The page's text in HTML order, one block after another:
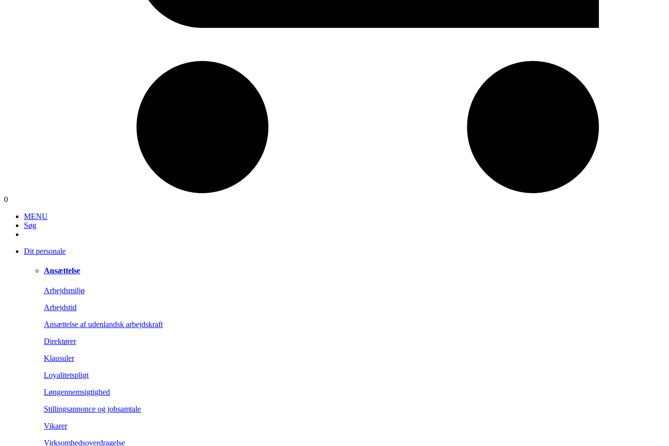
0
MENU
Søg
Dit personale
Ansættelse
Arbejdsmiljø
Arbejdstid
Ansættelse af udenlandsk arbejdskraft
Direktører
Klausuler
Loyalitetspligt
Løngennemsigtighed
Stillingsannonce og jobsamtale
Vikarer
Virksomhedsoverdragelse